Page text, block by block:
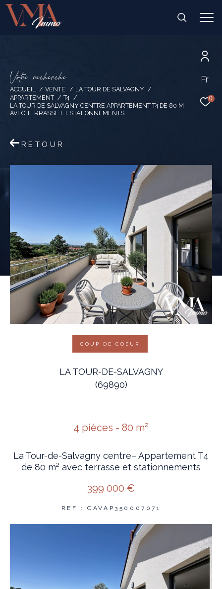
Fr
0
Votre recherche
ACCUEIL VENTE
LA TOUR DE SALVAGNY
APPARTEMENT
T4
LA TOUR DE SALVAGNY CENTRE APPARTEMENT T4 DE 80 M
AVEC TERRASSE ET STATIONNEMENTS
RETOUR
COUP DE COEUR
LA TOUR-DE-SALVAGNY
(69890)
4 pièces - 80 m²
La Tour-de-Salvagny centre– Appartement T4
de 80 m² avec terrasse et stationnements
399 000 €
REF : CAVAP350007071